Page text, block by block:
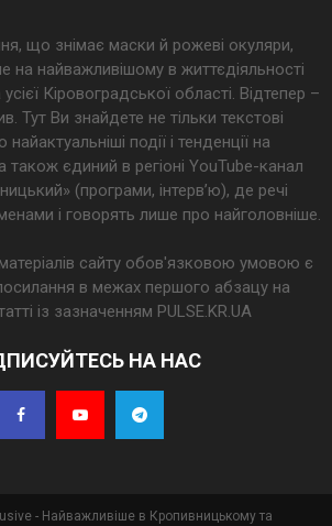
що знімає маски й рожеві окуляри,
на найважливішому в життєдіяльності
Кіровоградської області. Відтепер –
Тут Ви знайдете не тільки текстові
найактуальніші події і тенденції на
також єдиний в регіоні YouTube-канал
(програми, інтерв’ю), де речі
і говорять лише про найголовніше.
сайту обов'язковою умовою є
в межах першого абзацу на
із зазначенням PULSE.KR.UA
НА НАС
- Найважливіше в Кропивницькому та